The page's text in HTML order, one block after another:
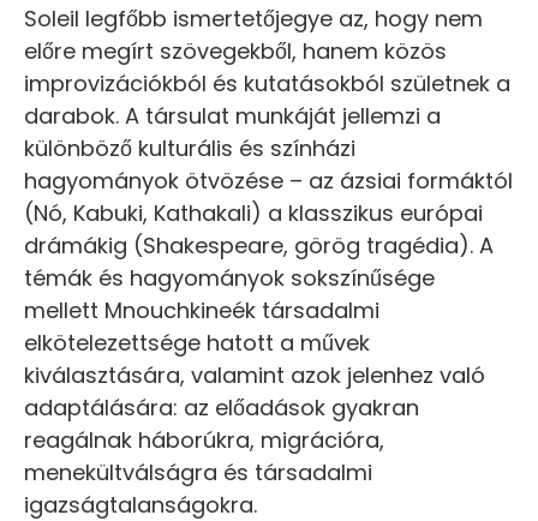
Soleil legfőbb ismertetőjegye az, hogy nem
előre megírt szövegekből, hanem közös
improvizációkból és kutatásokból születnek a
darabok. A társulat munkáját jellemzi a
különböző kulturális és színházi
hagyományok ötvözése – az ázsiai formáktól
(Nó, Kabuki, Kathakali) a klasszikus európai
drámákig (Shakespeare, görög tragédia). A
témák és hagyományok sokszínűsége
mellett Mnouchkineék társadalmi
elkötelezettsége hatott a művek
kiválasztására, valamint azok jelenhez való
adaptálására: az előadások gyakran
reagálnak háborúkra, migrációra,
menekültválságra és társadalmi
igazságtalanságokra.